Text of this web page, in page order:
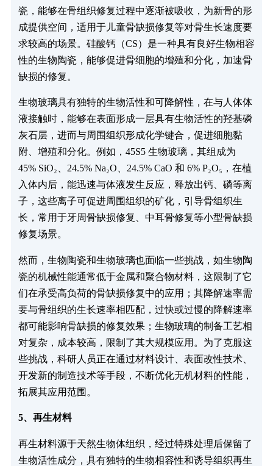
瓷，能够在骨组织修复过程中逐渐被吸收，为新骨的形
成提供空间，适用于儿童骨缺损修复等对骨生长速度要
求较高的场景。硅酸钙（CS）是一种具有良好生物相容
性的生物陶瓷，能够促进骨细胞的增殖和分化，加速骨
缺损的修复。
生物玻璃具有独特的生物活性和可降解性，在与人体体
液接触时，能够在表面形成一层具有生物活性的羟基磷
灰石层，进而与周围组织形成化学键合，促进细胞黏
附、增殖和分化。例如，45S5 生物玻璃，其组成为
45% SiO₂、24.5% Na₂O、24.5% CaO 和 6% P₂O₅，在植
入体内后，能迅速与体液发生反应，释放出钙、磷等离
子，这些离子可促进周围组织的矿化，引导骨组织生
长，常用于牙周骨缺损修复、中耳骨修复等小型骨缺损
修复场景。
然而，生物陶瓷和生物玻璃也面临一些挑战，如生物陶
瓷的机械性能通常低于金属和聚合物材料，这限制了它
们在承受高负荷的骨缺损修复中的应用；其降解速率需
要与骨组织的生长速率相匹配，过快或过慢的降解速率
都可能影响骨缺损的修复效果；生物玻璃的制备工艺相
对复杂，成本较高，限制了其大规模应用。为了克服这
些挑战，科研人员正在通过材料设计、表面改性技术、
开发新的制造技术等手段，不断优化无机材料的性能，
拓展其应用范围。
5、再生材料
再生材料源于天然生物体组织，经过特殊处理后保留了
生物活性成分，具有独特的生物相容性和诱导组织再生